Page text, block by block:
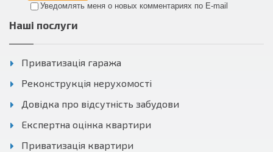
Уведомлять меня о новых комментариях по E-mail
Наші послуги
Приватизація гаража
Реконструкція нерухомості
Довідка про відсутність забудови
Експертна оцінка квартири
Приватизація квартири